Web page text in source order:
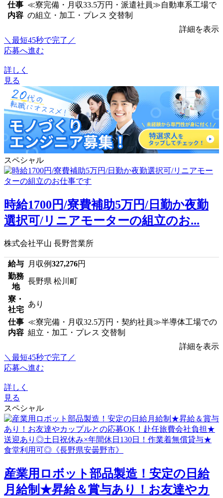
仕事
内容
≪寮完備・月収33.5万円・派遣社員≫自動車系工場で
の組立・加工・プレス 交替制
詳細を表示
＼最短45秒で完了／
応募へ進む
詳しく
見る
スペシャル
時給1700円/寮費補助5万円/日勤か夜勤
選択可/リニアモーターの組立のお...
株式会社平山 長野営業所
給与 月収例327,276円
勤務
地
長野県 松川町
寮・
社宅
あり
仕事
内容
≪寮完備・月収32.5万円・契約社員≫半導体工場での
組立・加工・プレス 交替制
詳細を表示
＼最短45秒で完了／
応募へ進む
詳しく
見る
スペシャル
産業用ロボット部品製造！安定の日給
月給制★昇給＆賞与あり！お友達やカ